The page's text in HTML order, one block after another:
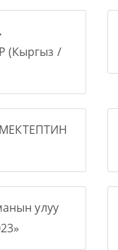
(Кыргыз /
МЕКТЕПТИН
улуу